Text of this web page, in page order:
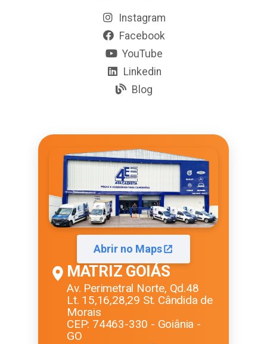
Instagram
Facebook
YouTube
Linkedin
Blog
Abrir no Maps
MATRIZ GOIÁS
Av. Perimetral Norte, Qd.48
Lt. 15,16,28,29 St. Cândida de
Morais
CEP: 74463-330 - Goiânia -
GO